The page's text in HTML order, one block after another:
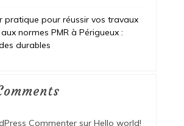
pratique pour réussir vos travaux
aux normes PMR à Périgueux :
durables
Commentersur Hello world!